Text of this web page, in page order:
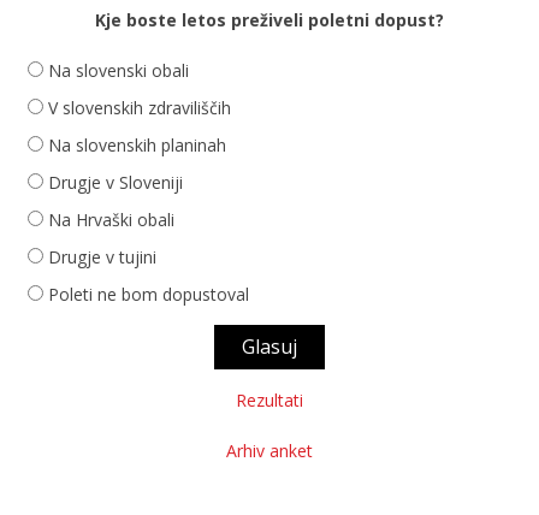
Kje boste letos preživeli poletni dopust?
Na slovenski obali
V slovenskih zdraviliščih
Na slovenskih planinah
Drugje v Sloveniji
Na Hrvaški obali
Drugje v tujini
Poleti ne bom dopustoval
Rezultati
Arhiv anket